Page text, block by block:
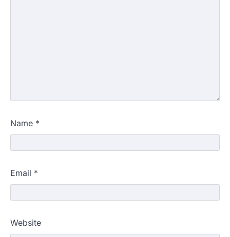
Name *
Email *
Website